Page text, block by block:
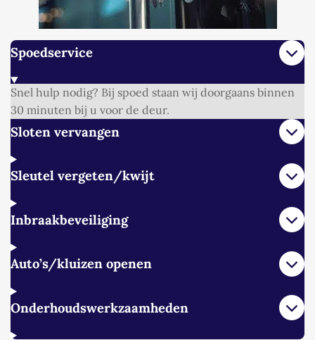
Spoedservice
Snel hulp nodig? Bij spoed staan wij doorgaans binnen
30 minuten bij u voor de deur.
Sloten vervangen
Sleutel vergeten/kwijt
Inbraakbeveiliging
Auto’s/kluizen openen
Onderhoudswerkzaamheden